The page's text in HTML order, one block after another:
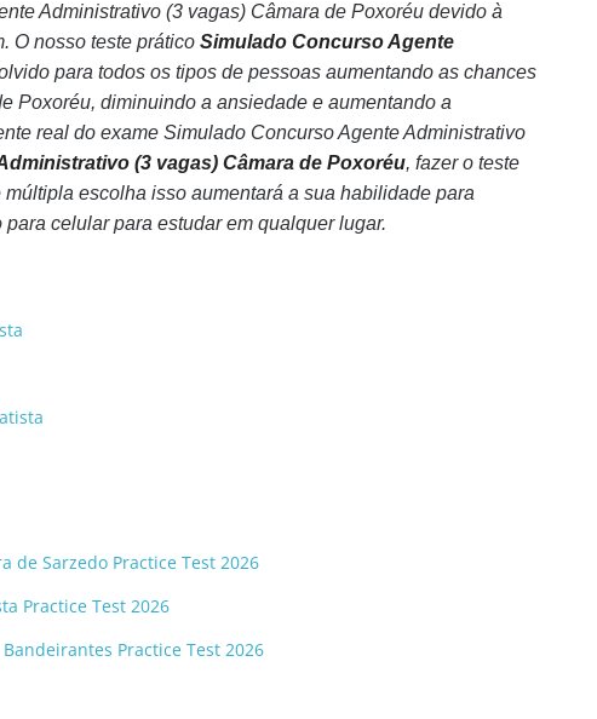
Administrativo (3 vagas) Câmara de Poxoréu devido à
O nosso teste prático Simulado Concurso Agente
para todos os tipos de pessoas aumentando as chances
Poxoréu, diminuindo a ansiedade e aumentando a
real do exame Simulado Concurso Agente Administrativo
(3 vagas) Câmara de Poxoréu, fazer o teste
escolha isso aumentará a sua habilidade para
celular para estudar em qualquer lugar.
de Sarzedo Practice Test 2026
Practice Test 2026
Practice Test 2026